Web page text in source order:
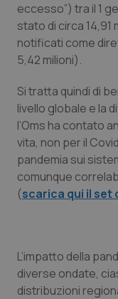
Piemonte
Provincia
Provincia
Puglia
Sardegna
Sicilia
Umbria
HIV
Infezioni &
Ipertensione
Malattie rare
Malattia di
Oftalmologia
eccesso”) tra il 1
stato di circa 14,91
notificati come
5,42 milioni).
Si tratta quindi di
livello globale e la
l’Oms ha contato
vita, non per il
pandemia sui
comunque
(scarica qui il set
L’impatto della
diverse ondate,
distribuzioni